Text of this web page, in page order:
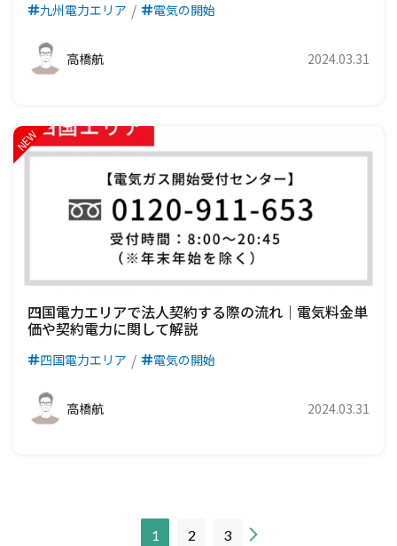
九州電力エリア 電気の開始
高橋航 2024.03.31
四国電力エリアで法人契約する際の流れ｜電気料金単
価や契約電力に関して解説
四国電力エリア 電気の開始
高橋航 2024.03.31
1 2 3